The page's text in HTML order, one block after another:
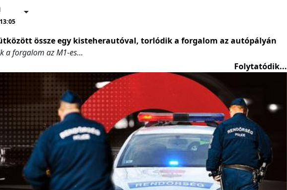
össze egy kisteherautóval, torlódik a forgalom az autópályán
a forgalom az M1-es…
Folytatódik...